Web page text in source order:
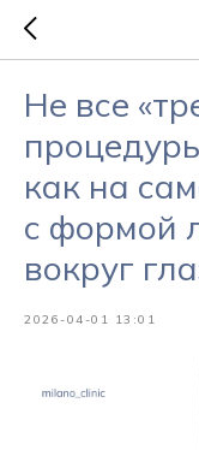
Не все
как на
с формой
вокруг
2026-04-01 13:01